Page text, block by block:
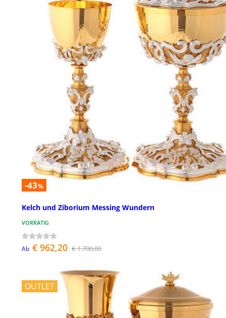
-43%
Kelch und Ziborium Messing Wundern
VORRÄTIG
Ab € 962,20 € 1.700,00
OUTLET